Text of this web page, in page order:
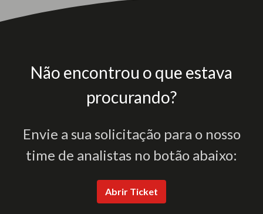
Não encontrou o que estava
procurando?
Envie a sua solicitação para o nosso
time de analistas no botão abaixo:
Abrir Ticket